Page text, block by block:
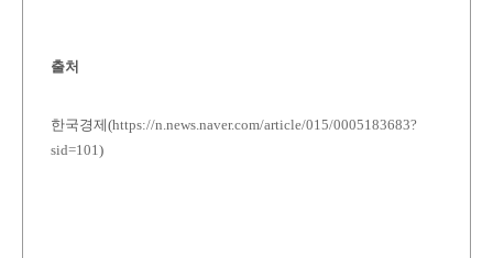
출처
한국경제(https://n.news.naver.com/article/015/0005183683?
sid=101)